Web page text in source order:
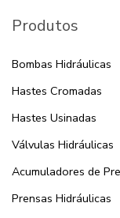
Produtos
Bombas Hidráulicas
Hastes Cromadas
Hastes Usinadas
Válvulas Hidráulicas
Acumuladores de
Prensas Hidráulicas